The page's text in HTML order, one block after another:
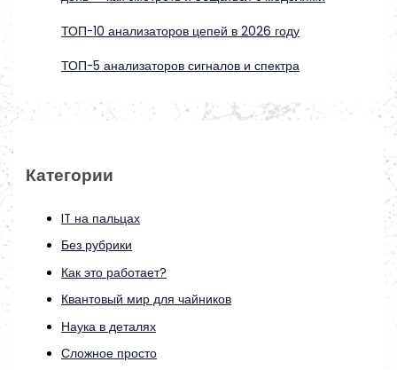
ТОП-10 анализаторов цепей в 2026 году
ТОП-5 анализаторов сигналов и спектра
Категории
IT на пальцах
Без рубрики
Как это работает?
Квантовый мир для чайников
Наука в деталях
Сложное просто